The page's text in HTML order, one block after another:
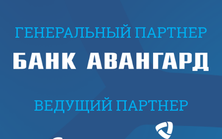
ГЕНЕРАЛЬНЫЙ ПАРТНЕР
ВЕДУЩИЙ ПАРТНЕР